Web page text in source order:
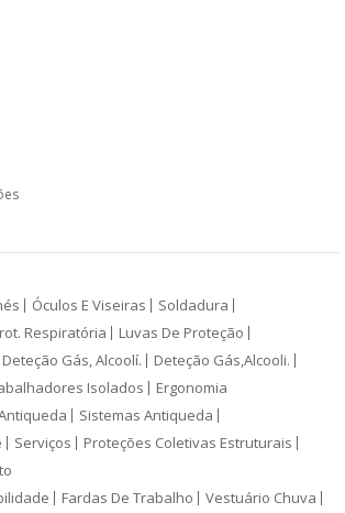
Óculos E Viseiras
Soldadura
Respiratória
Luvas De Proteção
Deteção Gás, Alcoolí.
Deteção Gás,Alcooli.
Isolados Ergonomia
Sistemas Antiqueda
Serviços
Proteções Coletivas Estruturais
Fardas De Trabalho
Vestuário Chuva